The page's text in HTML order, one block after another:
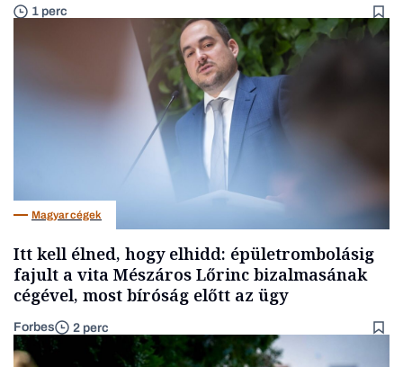
1 perc
Magyar cégek
Itt kell élned, hogy elhidd: épületrombolásig
fajult a vita Mészáros Lőrinc bizalmasának
cégével, most bíróság előtt az ügy
Forbes 2 perc